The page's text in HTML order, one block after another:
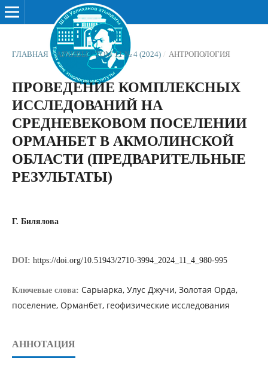
ГЛАВНАЯ / АРХИВЫ / ТОМ 11 № 4 (2024) / АНТРОПОЛОГИЯ
ПРОВЕДЕНИЕ КОМПЛЕКСНЫХ
ИССЛЕДОВАНИЙ НА
СРЕДНЕВЕКОВОМ ПОСЕЛЕНИИ
ОРМАНБЕТ В АКМОЛИНСКОЙ
ОБЛАСТИ (ПРЕДВАРИТЕЛЬНЫЕ
РЕЗУЛЬТАТЫ)
Г. Билялова
DOI: https://doi.org/10.51943/2710-3994_2024_11_4_980-995
Ключевые слова: Сарыарка, Улус Джучи, Золотая Орда,
поселение, Орманбет, геофизические исследования
АННОТАЦИЯ